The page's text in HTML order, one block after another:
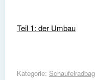
Teil 1: der Umbau
Kategorie: